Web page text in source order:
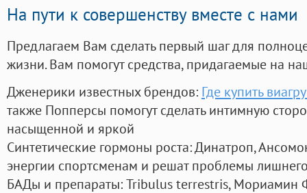
На пути к совершенству вместе с нами
Предлагаем Вам сделать первый шаг для
жизни. Вам помогут средства, придагаемые на
Дженерики известных брендов: Где купить
также Попперсы помогут сделать интимную
насыщенной и яркой
Синтетические гормоны роста: Динатроп,
энергии спортсменам и решат проблемы
БАДы и препараты:Tribulus terrestris, Мориамин